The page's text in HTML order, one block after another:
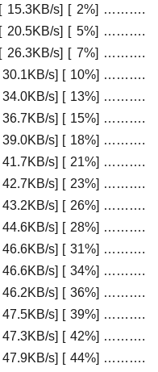
s] [ 2%] ……….
s] [ 5%] ……….
s] [ 7%] ……….
s] [ 10%] ……….
s] [ 13%] ……….
s] [ 15%] ……….
s] [ 18%] ……….
s] [ 21%] ……….
s] [ 23%] ……….
s] [ 26%] ……….
s] [ 28%] ……….
s] [ 31%] ……….
s] [ 34%] ……….
s] [ 36%] ……….
s] [ 39%] ……….
s] [ 42%] ……….
s] [ 44%] ……….